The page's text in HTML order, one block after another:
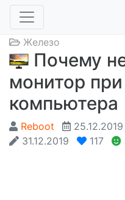
Железо
Почему
монитор
компьютера
Reboot 25.12.2019
31.12.2019
117